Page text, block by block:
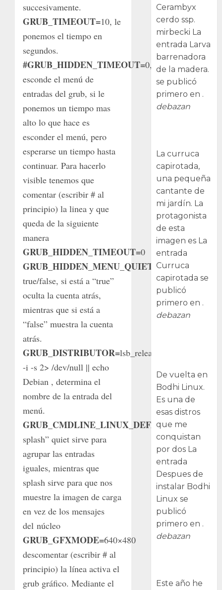
succesivamente.
GRUB_TIMEOUT=10, le
ponemos el tiempo en
segundos.
#GRUB_HIDDEN_TIMEOUT=0,
esconde el menú de
entradas del grub, si le
ponemos un tiempo mas
alto lo que hace es
esconder el menú, pero
esperarse un tiempo hasta
continuar. Para hacerlo
visible tenemos que
comentar (escribir # al
principio) la linea y que
queda de la siguiente
manera
GRUB_HIDDEN_TIMEOUT=0
GRUB_HIDDEN_MENU_QUIET=
true/false, si está a “true”
oculta la cuenta atrás,
mientras que si está a
“false” muestra la cuenta
atrás.
GRUB_DISTRIBUTOR=lsb_release
-i -s 2> /dev/null || echo
Debian , determina el
nombre de la entrada del
menú.
GRUB_CMDLINE_LINUX_DEFAULT=“quiet
splash” quiet sirve para
agrupar las entradas
iguales, mientras que
splash sirve para que nos
muestre la imagen de carga
en vez de los mensajes
del núcleo
GRUB_GFXMODE=640×480
descomentar (escribir # al
principio) la línea activa el
grub gráfico. Mediante el
Cerambyx
cerdo ssp.
mirbecki La
entrada Larva
barrenadora
de la madera.
se publicó
primero en .
debazan
La curruca
capirotada,
una pequeña
cantante de
mi jardín. La
protagonista
de esta
imagen es La
entrada
Curruca
capirotada se
publicó
primero en .
debazan
De vuelta en
Bodhi Linux.
Es una de
esas distros
que me
conquistan
por dos La
entrada
Despues de
instalar Bodhi
Linux se
publicó
primero en .
debazan
Este año he